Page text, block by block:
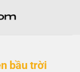
bầu trời